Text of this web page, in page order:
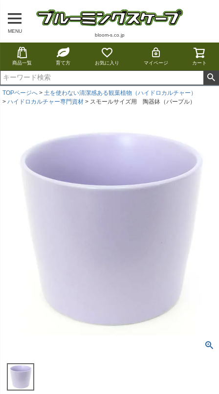
MENU
bloom-s.co.jp
商品一覧 育て方 お気に入り マイページ カート
TOPページへ
土を使わない清潔感ある観葉植物（ハイドロカルチャー）
ハイドロカルチャー専門資材
スモールサイズ用 陶器鉢（パープル）